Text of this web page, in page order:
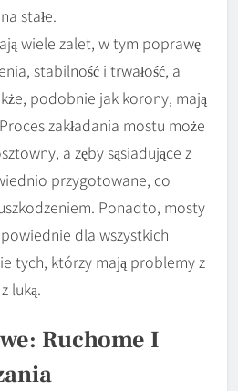
stałe.
wiele zalet, w tym poprawę
stabilność i trwałość, a
podobnie jak korony, mają
zakładania mostu może
a zęby sąsiadujące z
przygotowane, co
Ponadto, mosty
dla wszystkich
tych, którzy mają problemy z
luką.
Ruchome I